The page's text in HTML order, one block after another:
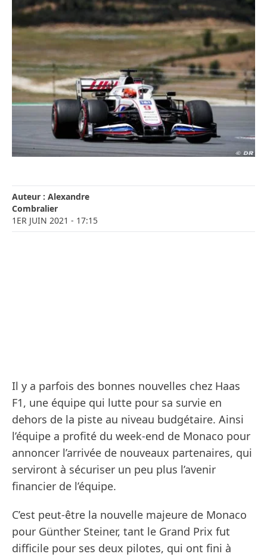
Auteur : Alexandre
Combralier
1ER JUIN 2021 - 17:15
Il y a parfois des bonnes nouvelles chez Haas
F1, une équipe qui lutte pour sa survie en
dehors de la piste au niveau budgétaire. Ainsi
l’équipe a profité du week-end de Monaco pour
annoncer l’arrivée de nouveaux partenaires, qui
serviront à sécuriser un peu plus l’avenir
financier de l’équipe.
C’est peut-être la nouvelle majeure de Monaco
pour Günther Steiner, tant le Grand Prix fut
difficile pour ses deux pilotes, qui ont fini à